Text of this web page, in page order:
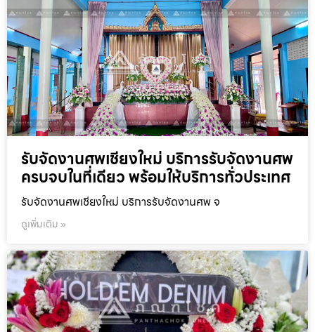
รับจัดงานศพเชียงใหม่ บริการรับจัดงานศพ
ครบจบในที่เดียว พร้อมให้บริการทั่วประเทศ
รับจัดงานศพเชียงใหม่ บริการรับจัดงานศพ จ
ดูเพิ่มเติม »